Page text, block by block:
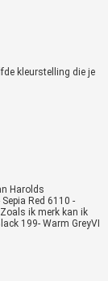
kleurstelling die je
Harolds
Red 6110 -
ik merk kan ik
199- Warm GreyVI